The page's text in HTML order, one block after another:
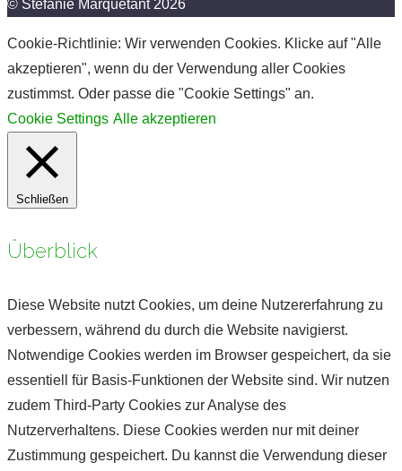
© Stefanie Marquetant 2026
Cookie-Richtlinie: Wir verwenden Cookies. Klicke auf "Alle
akzeptieren", wenn du der Verwendung aller Cookies
zustimmst. Oder passe die "Cookie Settings" an.
Cookie Settings Alle akzeptieren
Schließen
Überblick
Diese Website nutzt Cookies, um deine Nutzererfahrung zu
verbessern, während du durch die Website navigierst.
Notwendige Cookies werden im Browser gespeichert, da sie
essentiell für Basis-Funktionen der Website sind. Wir nutzen
zudem Third-Party Cookies zur Analyse des
Nutzerverhaltens. Diese Cookies werden nur mit deiner
Zustimmung gespeichert. Du kannst die Verwendung dieser